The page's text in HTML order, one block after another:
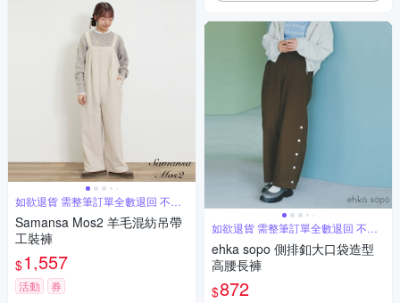
如欲退貨 需整筆訂單全數退回 不能
單退
Samansa Mos2 羊毛混紡吊帶
工裝褲
$1,557
活動 券
如欲退貨 需整筆訂單全數退回 不能
單退
ehka sopo 側排釦大口袋造型
高腰長褲
$872